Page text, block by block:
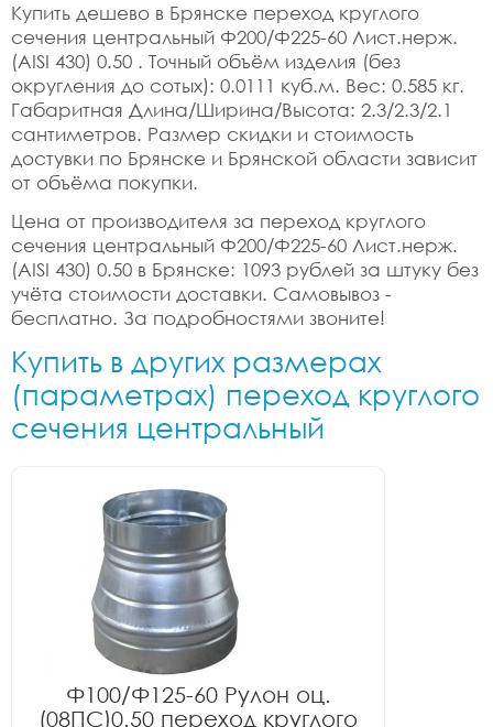
Купить дешево в Брянске переход круглого
сечения центральный Ф200/Ф225-60 Лист.нерж.
(AISI 430) 0.50 . Точный объём изделия (без
округления до сотых): 0.0111 куб.м. Вес: 0.585 кг.
Габаритная Длина/Ширина/Высота: 2.3/2.3/2.1
сантиметров. Размер скидки и стоимость
достувки по Брянске и Брянской области зависит
от объёма покупки.
Цена от производителя за переход круглого
сечения центральный Ф200/Ф225-60 Лист.нерж.
(AISI 430) 0.50 в Брянске: 1093 рублей за штуку без
учёта стоимости доставки. Самовывоз -
бесплатно. За подробностями звоните!
Купить в других размерах
(параметрах) переход круглого
сечения центральный
Ф100/Ф125-60 Рулон оц.
(08ПС)0.50 переход круглого